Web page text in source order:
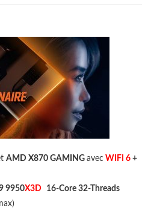
AMD X870 GAMING avec WIFI 6+
9950X3D
16-Core 32-Threads